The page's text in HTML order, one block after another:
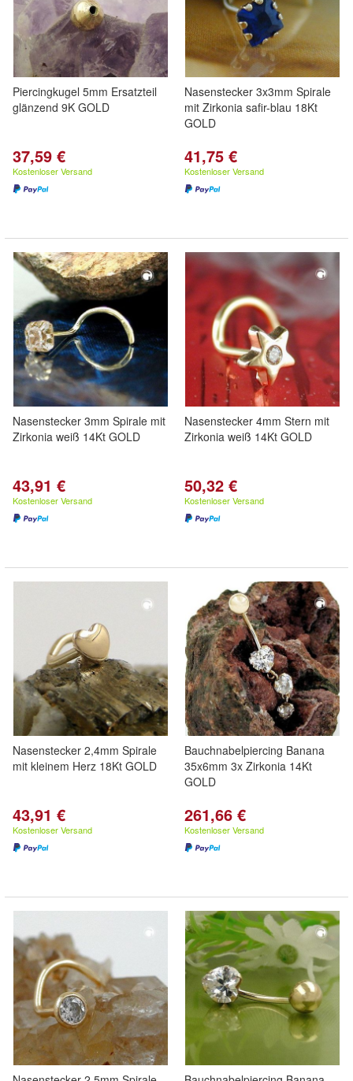
Piercingkugel 5mm Ersatzteil
glänzend 9K GOLD
37,59 €
Kostenloser Versand
Nasenstecker 3x3mm Spirale
mit Zirkonia safir-blau 18Kt
GOLD
41,75 €
Kostenloser Versand
Nasenstecker 3mm Spirale mit
Zirkonia weiß 14Kt GOLD
43,91 €
Kostenloser Versand
Nasenstecker 4mm Stern mit
Zirkonia weiß 14Kt GOLD
50,32 €
Kostenloser Versand
Nasenstecker 2,4mm Spirale
mit kleinem Herz 18Kt GOLD
43,91 €
Kostenloser Versand
Bauchnabelpiercing Banana
35x6mm 3x Zirkonia 14Kt
GOLD
261,66 €
Kostenloser Versand